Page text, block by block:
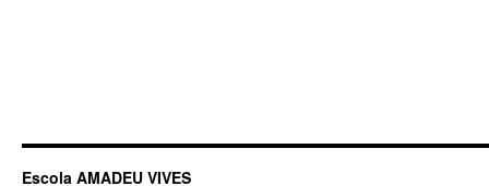
Escola AMADEU VIVES